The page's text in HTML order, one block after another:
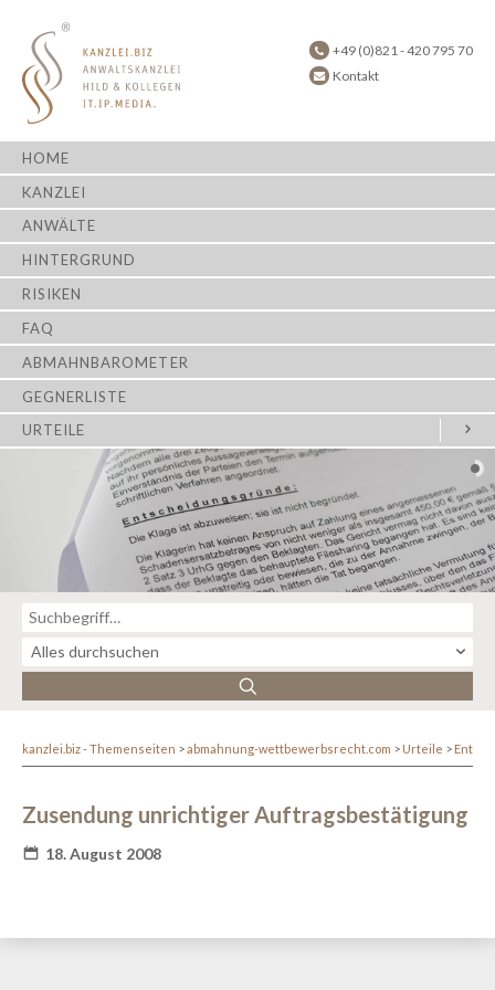
+49 (0)821 - 420 795 70
Kontakt
HOME
KANZLEI
ANWÄLTE
HINTERGRUND
RISIKEN
FAQ
ABMAHNBAROMETER
GEGNERLISTE
URTEILE
kanzlei.biz - Themenseiten abmahnung-wettbewerbsrecht.com Urteile
Zusendung unrichtiger Auftragsbestätigung
18. August 2008